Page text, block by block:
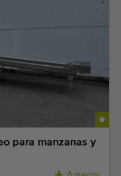
para manzanas y